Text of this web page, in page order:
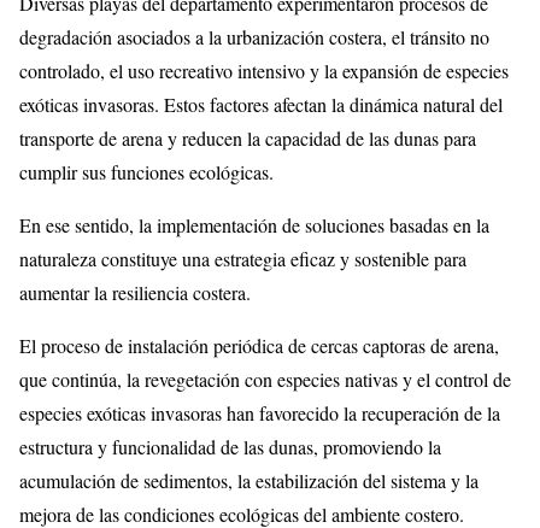
degradación asociados a la urbanización costera, el tránsito no
controlado, el uso recreativo intensivo y la expansión de especies
exóticas invasoras. Estos factores afectan la dinámica natural del
transporte de arena y reducen la capacidad de las dunas para
cumplir sus funciones ecológicas.
En ese sentido, la implementación de soluciones basadas en la
naturaleza constituye una estrategia eficaz y sostenible para
aumentar la resiliencia costera.
El proceso de instalación periódica de cercas captoras de arena,
que continúa, la revegetación con especies nativas y el control de
especies exóticas invasoras han favorecido la recuperación de la
estructura y funcionalidad de las dunas, promoviendo la
acumulación de sedimentos, la estabilización del sistema y la
mejora de las condiciones ecológicas del ambiente costero.